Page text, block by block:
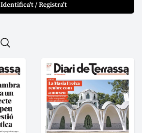
Identifica't / Registra't